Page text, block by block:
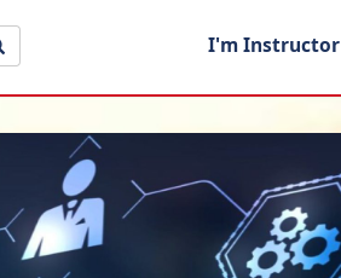
I'm Instructor